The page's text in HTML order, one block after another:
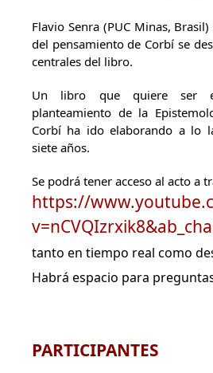
Flavio Senra (PUC Minas,
del pensamiento de Corbí se
centrales del libro.
Un libro que quiere ser
planteamiento de la
Corbí ha ido elaborando a lo
siete años.
Se podrá tener acceso al acto a
https://
tanto en tiempo real como
Habrá espacio para
PARTICIPANTES